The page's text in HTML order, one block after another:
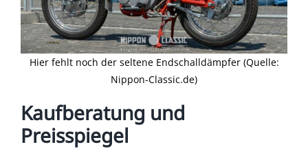
Hier fehlt noch der seltene Endschalldämpfer (Quelle:
Nippon-Classic.de)
Kaufberatung und
Preisspiegel